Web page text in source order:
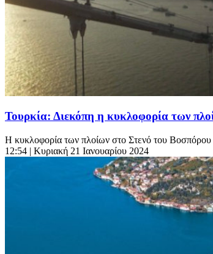
Τουρκία: Διεκόπη η κυκλοφορία των
Η κυκλοφορία των πλοίων στο Στενό του
12:54 | Κυριακή 21 Ιανουαρίου 2024